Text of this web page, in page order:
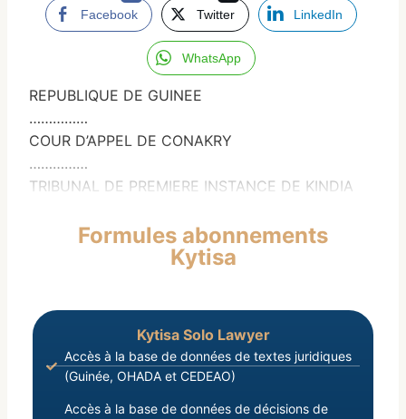
Facebook Twitter LinkedIn
WhatsApp
REPUBLIQUE DE GUINEE
……………
COUR D’APPEL DE CONAKRY
……………
TRIBUNAL DE PREMIERE INSTANCE DE KINDIA
Formules abonnements
Kytisa
Kytisa Solo Lawyer
Accès à la base de données de textes juridiques
(Guinée, OHADA et CEDEAO)
Accès à la base de données de décisions de